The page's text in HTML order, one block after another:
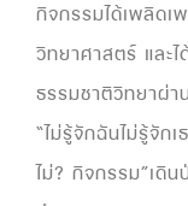
กิจกรรมได้เพลิดเ
วิทยาศาสตร์ และ
ธรรมชาติวิทยาผ่า
“ไม่รู้จักฉันไม่รู้จัก
ไม่? กิจกรรม”เดิ